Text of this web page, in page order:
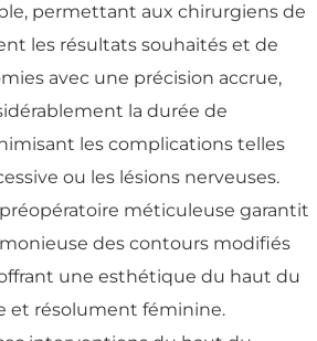
permettant aux chirurgiens de
les résultats souhaités et de
avec une précision accrue,
la durée de
les complications telles
ou les lésions nerveuses.
méticuleuse garantit
des contours modifiés
une esthétique du haut du
et résolument féminine.